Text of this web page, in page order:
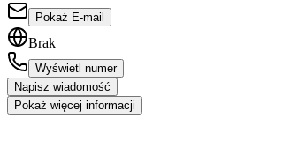
Pokaż E-mail
Brak
Wyświetl numer
Napisz wiadomość
Pokaż więcej informacji